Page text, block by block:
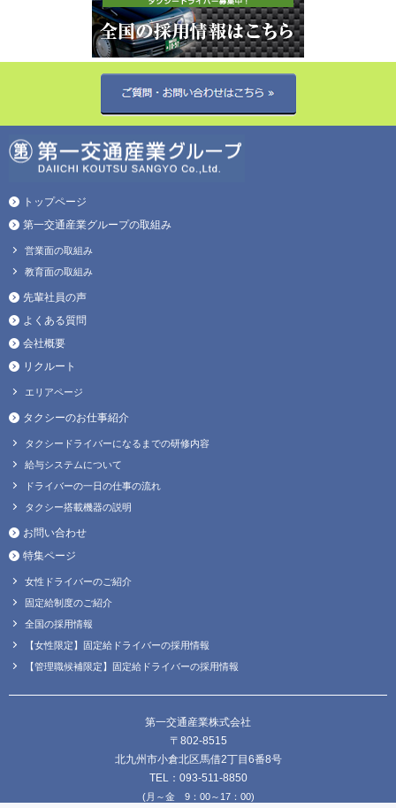
トップページ
第一交通産業グループの取組み
営業面の取組み
教育面の取組み
先輩社員の声
よくある質問
会社概要
リクルート
エリアページ
タクシーのお仕事紹介
タクシードライバーになるまでの研修内容
給与システムについて
ドライバーの一日の仕事の流れ
タクシー搭載機器の説明
お問い合わせ
特集ページ
女性ドライバーのご紹介
固定給制度のご紹介
全国の採用情報
【女性限定】固定給ドライバーの採用情報
【管理職候補限定】固定給ドライバーの採用情報
第一交通産業株式会社
〒802-8515
北九州市小倉北区馬借2丁目6番8号
TEL：093-511-8850
(月～金 9：00～17：00)